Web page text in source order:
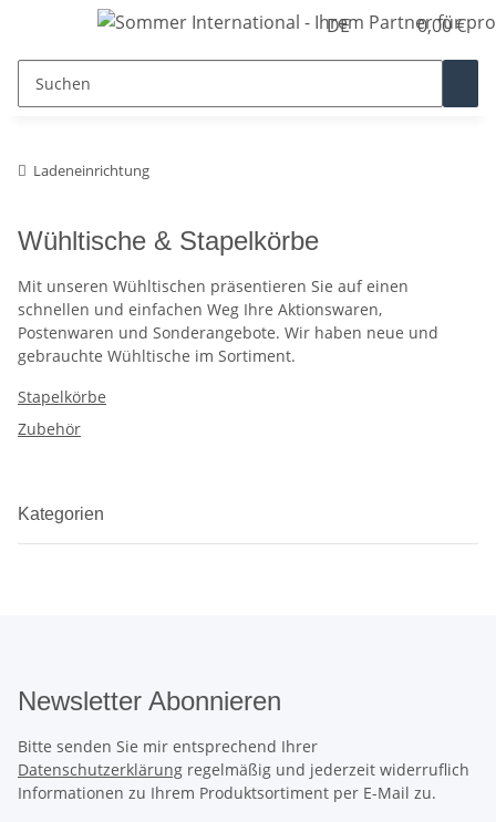
DE 0,00 €
Ladeneinrichtung
Wühltische & Stapelkörbe
Mit unseren Wühltischen präsentieren Sie auf einen
schnellen und einfachen Weg Ihre Aktionswaren,
Postenwaren und Sonderangebote. Wir haben neue und
gebrauchte Wühltische im Sortiment.
Stapelkörbe
Zubehör
Kategorien
Newsletter Abonnieren
Bitte senden Sie mir entsprechend Ihrer
Datenschutzerklärung regelmäßig und jederzeit widerruflich
Informationen zu Ihrem Produktsortiment per E-Mail zu.